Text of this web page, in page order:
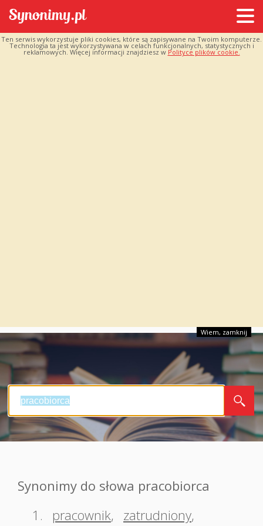
Ten serwis wykorzystuje pliki cookies, które są zapisywane na Twoim komputerze.
Technologia ta jest wykorzystywana w celach funkcjonalnych, statystycznych i
reklamowych. Więcej informacji znajdziesz w Polityce plików cookie.
Wiem, zamknij
Synonimy do słowa pracobiorca
1.
pracownik, zatrudniony,